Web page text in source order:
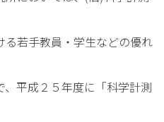
若手教員・学生などの優れ
平成２５年度に「科学計測